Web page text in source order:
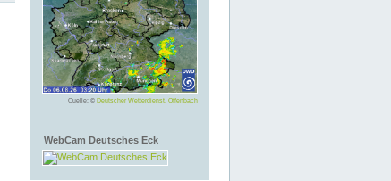
Quelle: © Deutscher Wetterdienst, Offenbach
WebCam Deutsches Eck